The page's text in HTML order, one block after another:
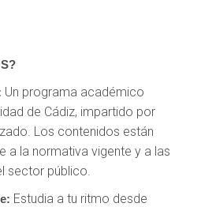
Un programa académico
de Cádiz, impartido por
Los contenidos están
a la normativa vigente y a las
sector público.
Estudia a tu ritmo desde